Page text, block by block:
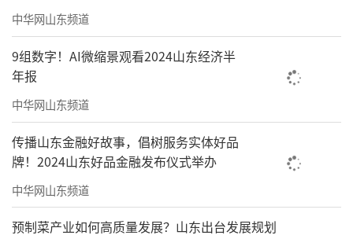
中华网山东频道
9组数字！AI微缩景观看2024山东经济半
年报
中华网山东频道
传播山东金融好故事，倡树服务实体好品
牌！2024山东好品金融发布仪式举办
中华网山东频道
预制菜产业如何高质量发展？山东出台发展规划